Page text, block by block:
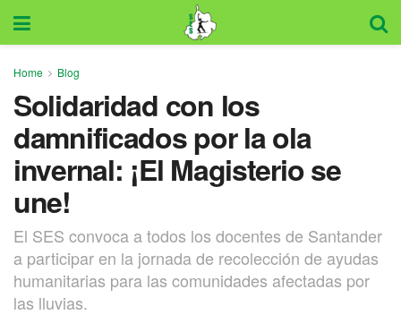
Home Blog
Solidaridad con los
damnificados por la ola
invernal: ¡El Magisterio se
une!
El SES convoca a todos los docentes de Santander
a participar en la jornada de recolección de ayudas
humanitarias para las comunidades afectadas por
las lluvias.